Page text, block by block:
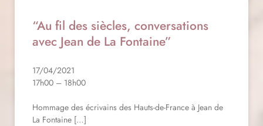
“Au fil des siècles, conversations
avec Jean de La Fontaine”
17/04/2021
17h00 – 18h00
Hommage des écrivains des Hauts-de-France à Jean de
La Fontaine […]